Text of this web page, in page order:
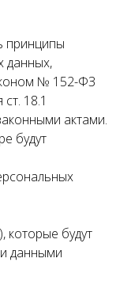
принципы
данных,
№ 152-ФЗ
18.1
актами.
будут
которые будут
данными